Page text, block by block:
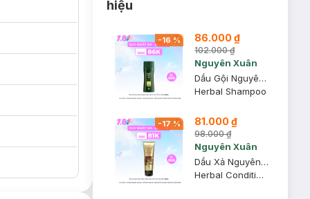
hồi tóc hư
hiệu
-16 % 86.000 ₫
102.000 ₫
Nguyên Xuân
Dầu Gội Nguyên Xuân Dược Liệu Cho Tóc Hư Tổn 250ml
Herbal Shampoo
-17 % 81.000 ₫
98.000 ₫
Nguyên Xuân
Dầu Xả Nguyên Xuân Dược Liệu Cho Tóc Dầu Bết 150ml
Herbal Conditioner